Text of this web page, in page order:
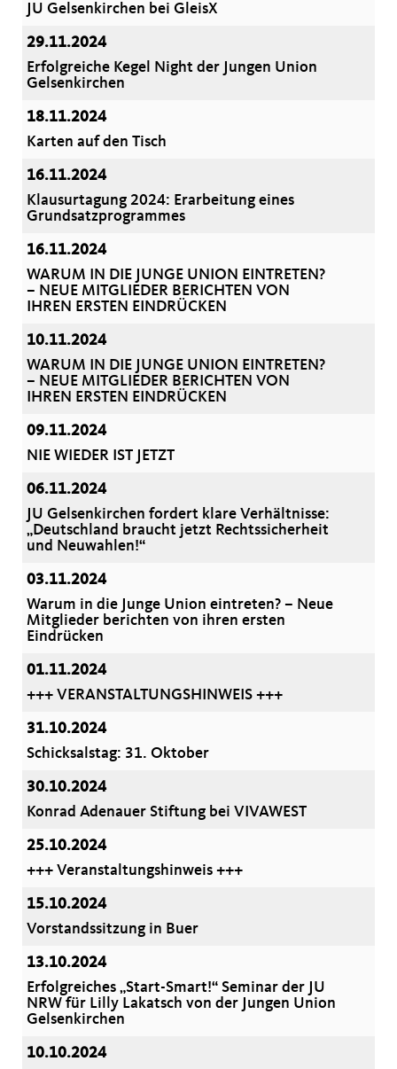
JU Gelsenkirchen bei GleisX
29.11.2024
Erfolgreiche Kegel Night der Jungen Union
Gelsenkirchen
18.11.2024
Karten auf den Tisch
16.11.2024
Klausurtagung 2024: Erarbeitung eines
Grundsatzprogrammes
16.11.2024
WARUM IN DIE JUNGE UNION EINTRETEN?
– NEUE MITGLIEDER BERICHTEN VON
IHREN ERSTEN EINDRÜCKEN
10.11.2024
WARUM IN DIE JUNGE UNION EINTRETEN?
– NEUE MITGLIEDER BERICHTEN VON
IHREN ERSTEN EINDRÜCKEN
09.11.2024
NIE WIEDER IST JETZT
06.11.2024
JU Gelsenkirchen fordert klare Verhältnisse:
Deutschland braucht jetzt Rechtssicherheit
und Neuwahlen!“
03.11.2024
Warum in die Junge Union eintreten? – Neue
Mitglieder berichten von ihren ersten
Eindrücken
01.11.2024
+++ VERANSTALTUNGSHINWEIS +++
31.10.2024
Schicksalstag: 31. Oktober
30.10.2024
Konrad Adenauer Stiftung bei VIVAWEST
25.10.2024
+++ Veranstaltungshinweis +++
15.10.2024
Vorstandssitzung in Buer
13.10.2024
Erfolgreiches „Start-Smart!“ Seminar der JU
NRW für Lilly Lakatsch von der Jungen Union
Gelsenkirchen
10.10.2024